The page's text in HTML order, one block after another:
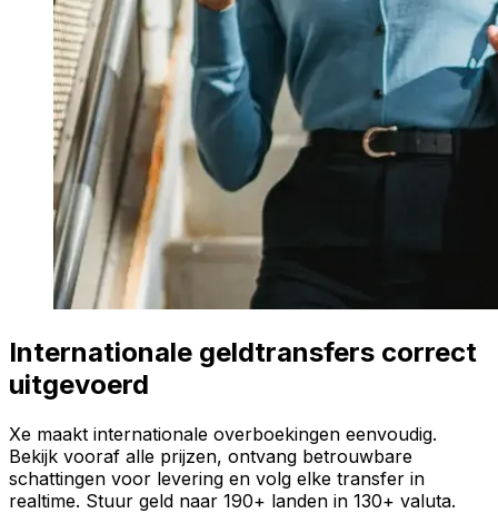
Internationale geldtransfers correct
uitgevoerd
Xe maakt internationale overboekingen eenvoudig.
Bekijk vooraf alle prijzen, ontvang betrouwbare
schattingen voor levering en volg elke transfer in
realtime. Stuur geld naar 190+ landen in 130+ valuta.